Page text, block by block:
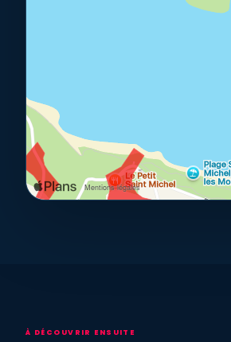
À DÉCOUVRIR ENSUITE